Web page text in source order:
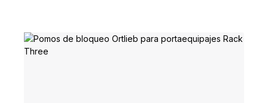
Omitir galería de imágenes